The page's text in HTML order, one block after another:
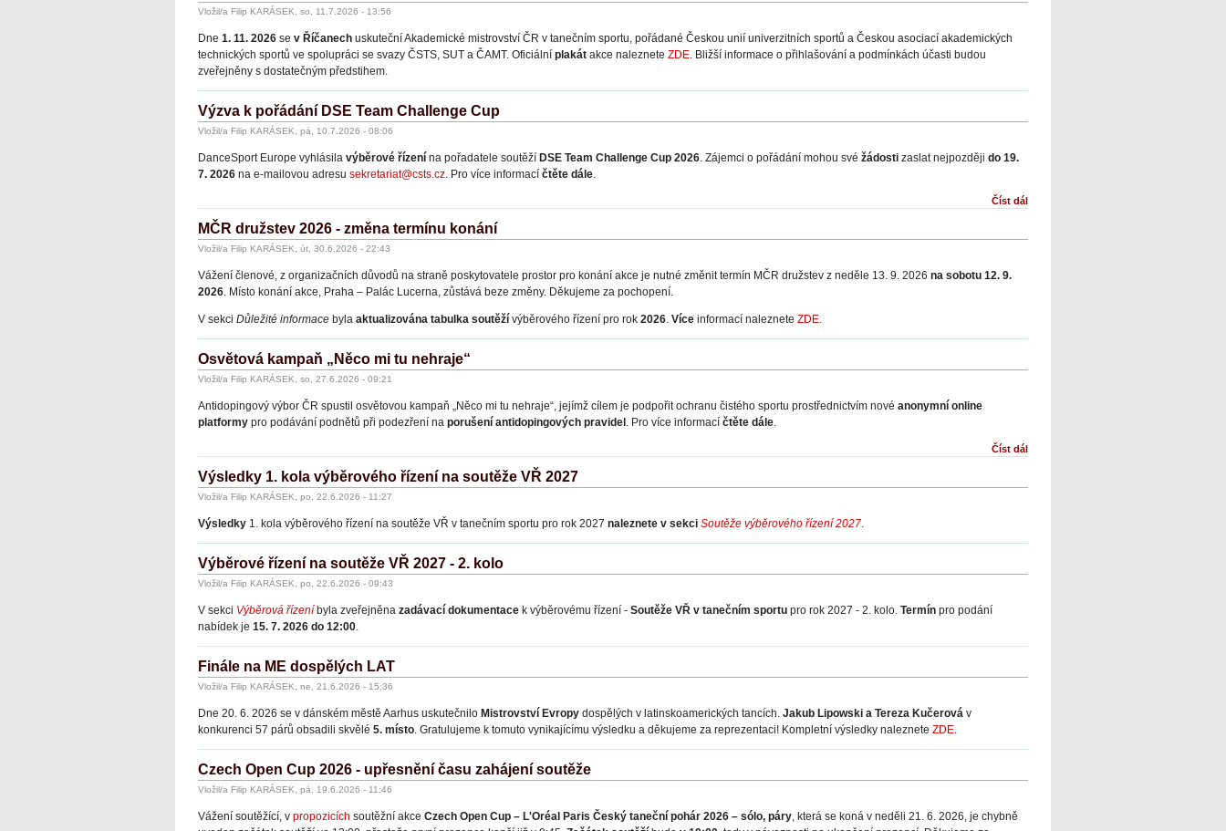
Vložil/a Filip KARÁSEK, so, 11.7.2026 - 13:56
Dne 1. 11. 2026 se v Říčanech uskuteční Akademické mistrovství ČR v tanečním sportu, pořádané Českou unií univerzitních sportů a Českou asociací akademických
technických sportů ve spolupráci se svazy ČSTS, SUT a ČAMT. Oficiální plakát akce naleznete ZDE. Bližší informace o přihlašování a podmínkách účasti budou
zveřejněny s dostatečným předstihem.
Výzva k pořádání DSE Team Challenge Cup
Vložil/a Filip KARÁSEK, pá, 10.7.2026 - 08:06
DanceSport Europe vyhlásila výběrové řízení na pořadatele soutěží DSE Team Challenge Cup 2026. Zájemci o pořádání mohou své žádosti zaslat nejpozději do 19.
7. 2026 na e-mailovou adresu sekretariat@csts.cz. Pro více informací čtěte dále.
Číst dál
MČR družstev 2026 - změna termínu konání
Vložil/a Filip KARÁSEK, út, 30.6.2026 - 22:43
Vážení členové, z organizačních důvodů na straně poskytovatele prostor pro konání akce je nutné změnit termín MČR družstev z neděle 13. 9. 2026 na sobotu 12. 9.
2026. Místo konání akce, Praha – Palác Lucerna, zůstává beze změny. Děkujeme za pochopení.
V sekci Důležité informace byla aktualizována tabulka soutěží výběrového řízení pro rok 2026. Více informací naleznete ZDE.
Osvětová kampaň „Něco mi tu nehraje“
Vložil/a Filip KARÁSEK, so, 27.6.2026 - 09:21
Antidopingový výbor ČR spustil osvětovou kampaň „Něco mi tu nehraje“, jejímž cílem je podpořit ochranu čistého sportu prostřednictvím nové anonymní online
platformy pro podávání podnětů při podezření na porušení antidopingových pravidel . Pro více informací čtěte dále.
Číst dál
Výsledky 1. kola výběrového řízení na soutěže VŘ 2027
Vložil/a Filip KARÁSEK, po, 22.6.2026 - 11:27
Výsledky 1. kola výběrového řízení na soutěže VŘ v tanečním sportu pro rok 2027 naleznete v sekci Soutěže výběrového řízení 2027.
Výběrové řízení na soutěže VŘ 2027 - 2. kolo
Vložil/a Filip KARÁSEK, po, 22.6.2026 - 09:43
V sekci Výběrová řízení byla zveřejněna zadávací dokumentace k výběrovému řízení - Soutěže VŘ v tanečním sportu pro rok 2027 - 2. kolo. Termín pro podání
nabídek je 15. 7. 2026 do 12:00.
Finále na ME dospělých LAT
Vložil/a Filip KARÁSEK, ne, 21.6.2026 - 15:36
Dne 20. 6. 2026 se v dánském městě Aarhus uskutečnilo Mistrovství Evropy dospělých v latinskoamerických tancích. Jakub Lipowski a Tereza Kučerová v
konkurenci 57 párů obsadili skvělé 5. místo. Gratulujeme k tomuto vynikajícímu výsledku a děkujeme za reprezentaci! Kompletní výsledky naleznete ZDE.
Czech Open Cup 2026 - upřesnění času zahájení soutěže
Vložil/a Filip KARÁSEK, pá, 19.6.2026 - 11:46
Vážení soutěžící, v propozicích soutěžní akce Czech Open Cup – L'Oréal Paris Český taneční pohár 2026 – sólo, páry, která se koná v neděli 21. 6. 2026, je chybně